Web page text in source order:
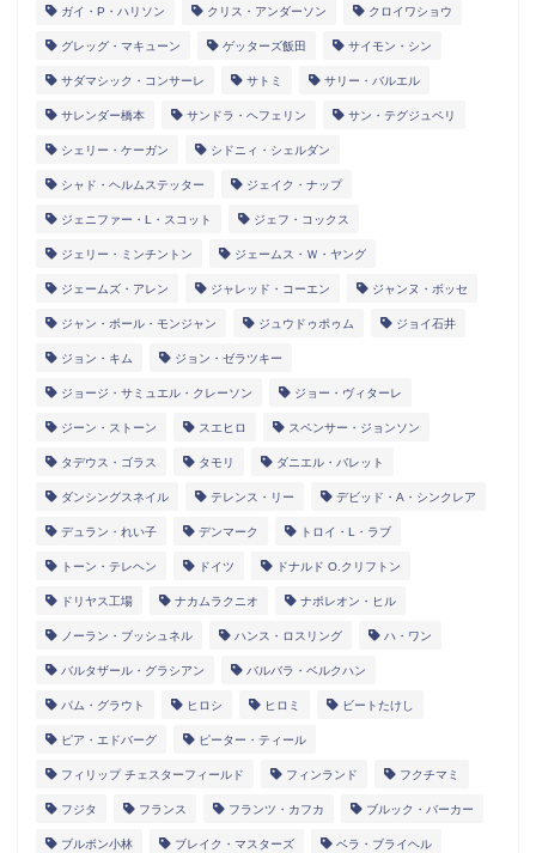
ガイ・P・ハリソン クリス・アンダーソン クロイワショウ
グレッグ・マキューン ゲッターズ飯田 サイモン・シン
サダマシック・コンサーレ サトミ サリー・バルエル
サレンダー橋本 サンドラ・ヘフェリン サン・テグジュペリ
シェリー・ケーガン シドニィ・シェルダン
シャド・ヘルムステッター ジェイク・ナップ
ジェニファー・L・スコット ジェフ・コックス
ジェリー・ミンチントン ジェームス・Ｗ・ヤング
ジェームズ・アレン ジャレッド・コーエン ジャンヌ・ボッセ
ジャン・ポール・モンジャン ジュウドゥポゥム ジョイ石井
ジョン・キム ジョン・ゼラツキー
ジョージ・サミュエル・クレーソン ジョー・ヴィターレ
ジーン・ストーン スエヒロ スペンサー・ジョンソン
タデウス・ゴラス タモリ ダニエル・バレット
ダンシングスネイル テレンス・リー デビッド・A・シンクレア
デュラン・れい子 デンマーク トロイ・L・ラブ
トーン・テレヘン ドイツ ドナルド O.クリフトン
ドリヤス工場 ナカムラクニオ ナポレオン・ヒル
ノーラン・ブッシュネル ハンス・ロスリング ハ・ワン
バルタザール・グラシアン バルバラ・ベルクハン
パム・グラウト ヒロシ ヒロミ ビートたけし
ピア・エドバーグ ピーター・ティール
フィリップ チェスターフィールド フィンランド フクチマミ
フジタ フランス フランツ・カフカ ブルック・バーカー
ブルボン小林 ブレイク・マスターズ ベラ・ブライヘル